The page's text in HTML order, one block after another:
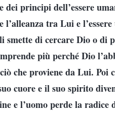
dei principi dell’essere
tra Lui e
smette di cercare Dio o di
più perché Dio
che proviene da Lui. Poi
cuore e il suo spirito
e l’uomo perde la radice